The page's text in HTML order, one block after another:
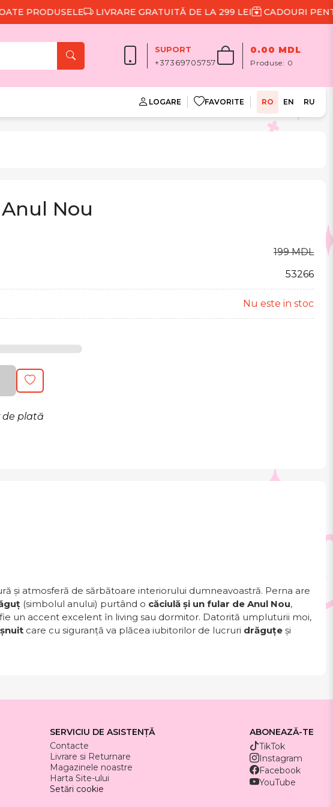
LIVRARE GRATUITĂ DE LA 299 LEI CADOURI PENTRU
SUPORT
+37369705757
0.00 MDL
Produse: 0
LOGARE FAVORITE RO EN RU
Nou
199 MDL
53266
Nu este in stoc
plată
și atmosferă de sărbătoare interiorului dumneavoastră. Perna are
(simbolul anului) purtând o căciulă și un fular de Anul Nou,
un accent excelent în living sau dormitor. Datorită umpluturii moi,
care cu siguranță va plăcea iubitorilor de lucruri drăguțe și
SERVICIU DE ASISTENȚĂ
Contacte
Livrare si Returnare
Magazinele noastre
Harta Site-ului
Setări cookie
ABONEAZĂ-TE
TikTok
Instagram
Facebook
YouTube